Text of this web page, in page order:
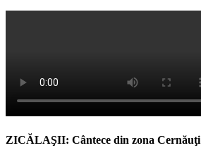
ZICĂLAŞII: Cântece din zona Cernăuţi